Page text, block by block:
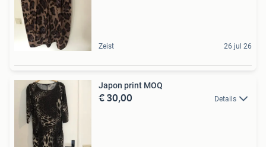
Zeist 26 jul 26
Japon print MOQ
€ 30,00 Details